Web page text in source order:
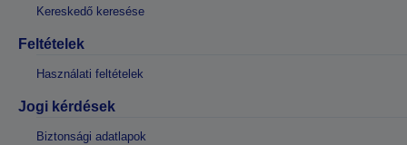
Kereskedő keresése
Feltételek
Használati feltételek
Jogi kérdések
Biztonsági adatlapok